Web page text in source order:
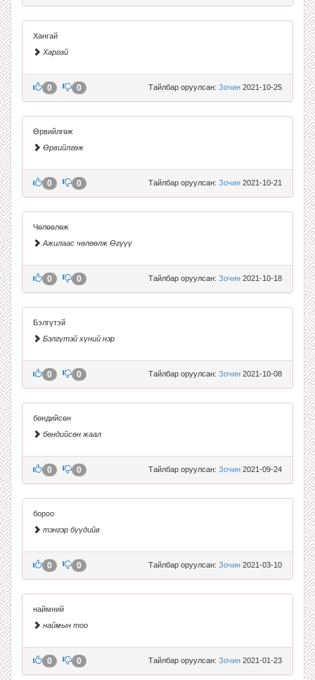
Хангай
Харгай
Тайлбар оруулсан: Зочин 2021-10-25
0 0
Өрвийлгөж
Өрвийлгөж
Тайлбар оруулсан: Зочин 2021-10-21
0 0
Чөлөөлөж
Ажилаас чөлөөлж Өгүүү
Тайлбар оруулсан: Зочин 2021-10-18
0 0
Бэлгүтэй
Бэлгүтэй хүний нэр
Тайлбар оруулсан: Зочин 2021-10-08
0 0
бөндийсөн
бөндийсөн жаал
Тайлбар оруулсан: Зочин 2021-09-24
0 0
бороо
тэнгэр бүүдийв
Тайлбар оруулсан: Зочин 2021-03-10
0 0
наймний
наймын тоо
Тайлбар оруулсан: Зочин 2021-01-23
0 0